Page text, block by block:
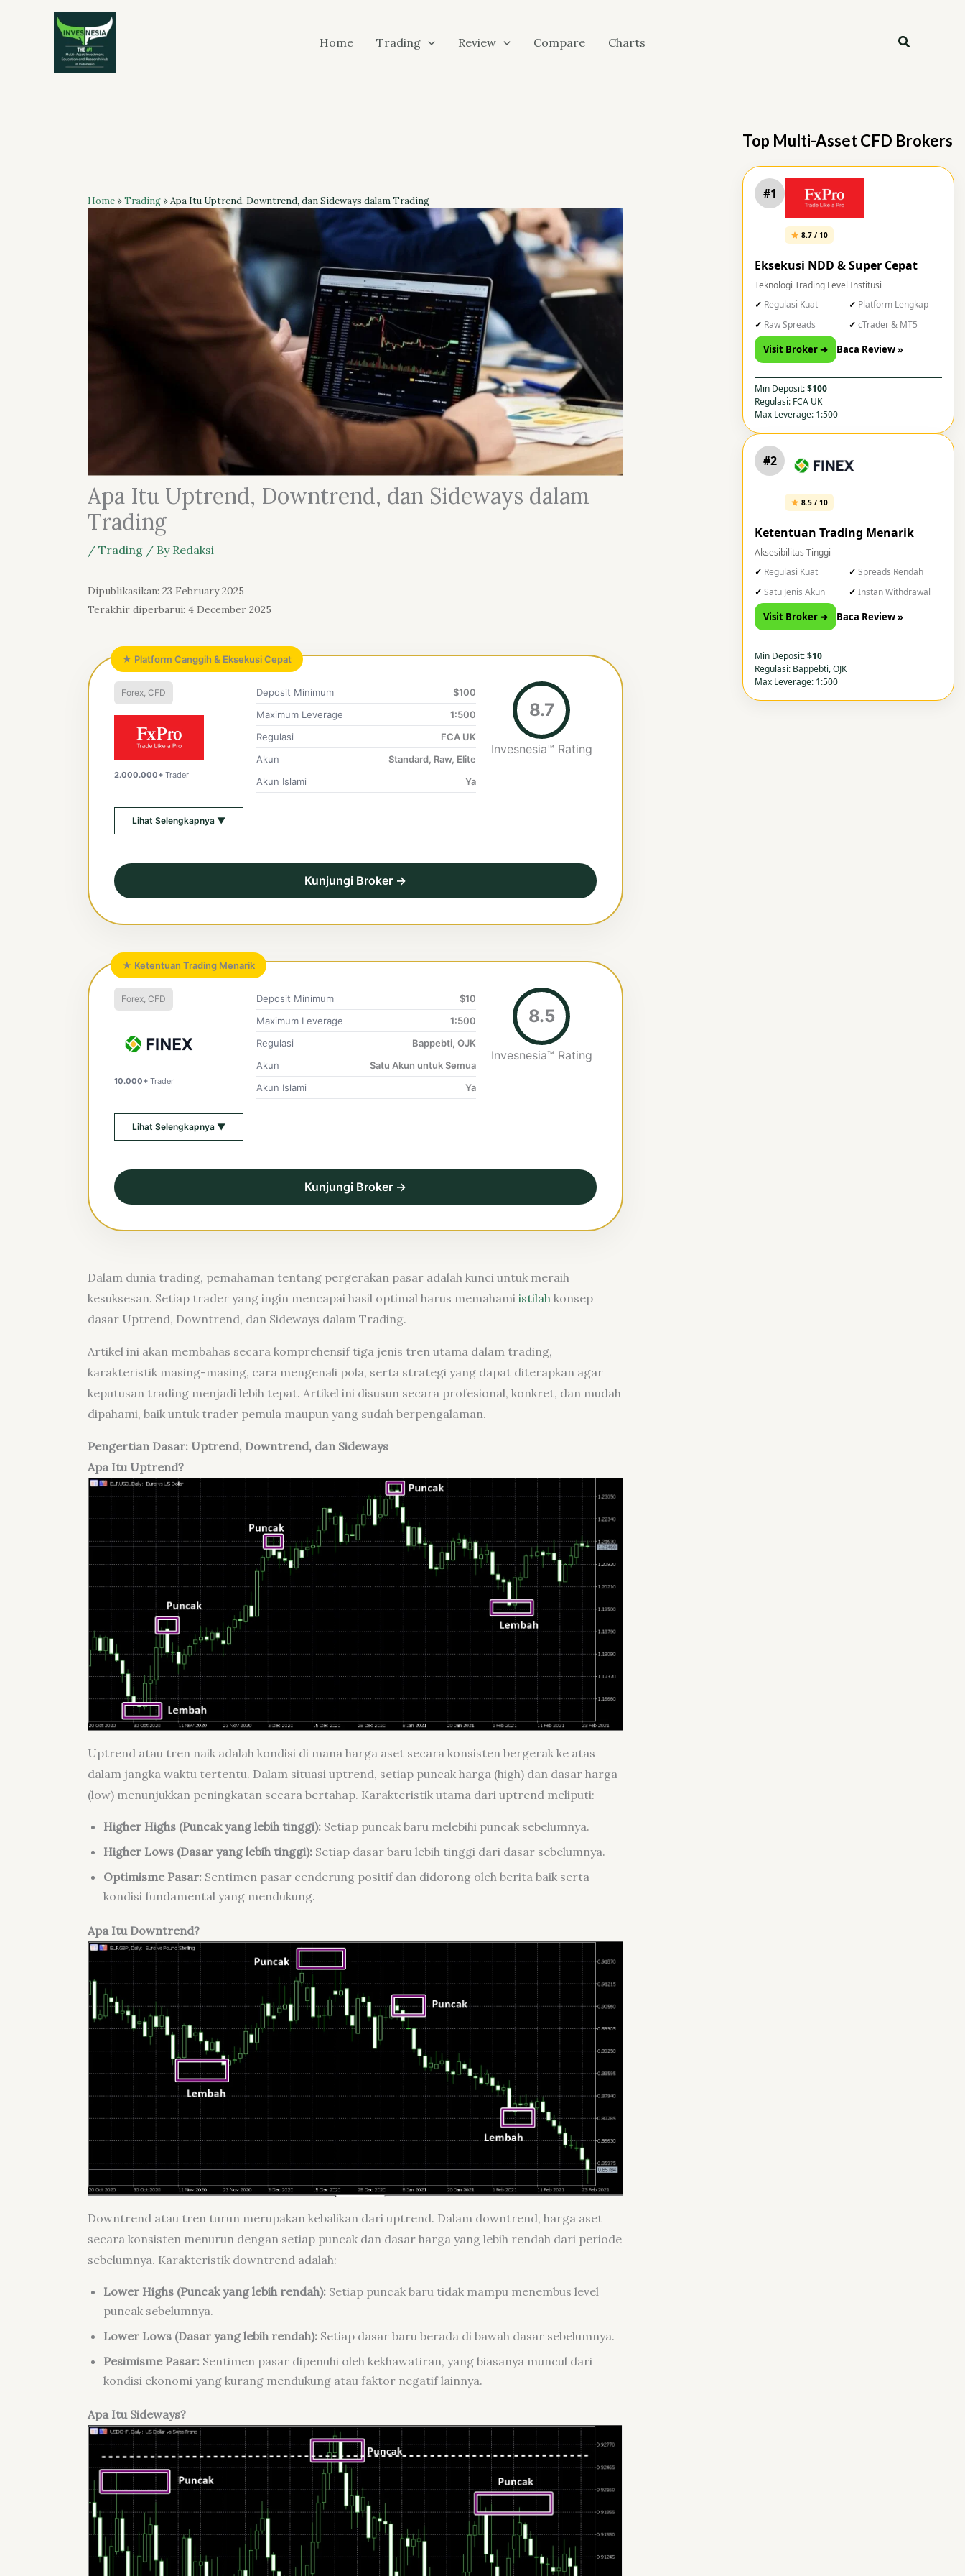
Home Trading Review Compare Charts Search
Home»Trading»Apa Itu Uptrend, Downtrend, dan Sideways dalam Trading
Apa Itu Uptrend, Downtrend, dan Sideways dalam
Trading
/ Trading/ By Redaksi
Dipublikasikan: 23 February 2025
Terakhir diperbarui: 4 December 2025
★ Platform Canggih & Eksekusi Cepat
Forex, CFD
2.000.000+Trader
Deposit Minimum
$100
Maximum Leverage
1:500
Regulasi
FCA UK
Akun
Standard, Raw, Elite
Akun Islami
Ya
8.7
Invesnesia™ Rating
Lihat Selengkapnya ▼
Kunjungi Broker →
★ Ketentuan Trading Menarik
Forex, CFD
10.000+Trader
Deposit Minimum
$10
Maximum Leverage
1:500
Regulasi
Bappebti, OJK
Akun
Satu Akun untuk Semua
Akun Islami
Ya
8.5
Invesnesia™ Rating
Lihat Selengkapnya ▼
Kunjungi Broker →
Dalam dunia trading, pemahaman tentang pergerakan pasar adalah kunci untuk meraih
kesuksesan. Setiap trader yang ingin mencapai hasil optimal harus memahami istilahkonsep
dasar Uptrend, Downtrend, dan Sideways dalam Trading.
Artikel ini akan membahas secara komprehensif tiga jenis tren utama dalam trading,
karakteristik masing-masing, cara mengenali pola, serta strategi yang dapat diterapkan agar
keputusan trading menjadi lebih tepat. Artikel ini disusun secara profesional, konkret, dan mudah
dipahami, baik untuk trader pemula maupun yang sudah berpengalaman.
Pengertian Dasar: Uptrend, Downtrend, dan Sideways
Apa Itu Uptrend?
Uptrend atau tren naik adalah kondisi di mana harga aset secara konsisten bergerak ke atas
dalam jangka waktu tertentu. Dalam situasi uptrend, setiap puncak harga (high) dan dasar harga
(low) menunjukkan peningkatan secara bertahap. Karakteristik utama dari uptrend meliputi:
Higher Highs (Puncak yang lebih tinggi):Setiap puncak baru melebihi puncak sebelumnya.
Higher Lows (Dasar yang lebih tinggi):Setiap dasar baru lebih tinggi dari dasar sebelumnya.
Optimisme Pasar:Sentimen pasar cenderung positif dan didorong oleh berita baik serta
kondisi fundamental yang mendukung.
Apa Itu Downtrend?
Downtrend atau tren turun merupakan kebalikan dari uptrend. Dalam downtrend, harga aset
secara konsisten menurun dengan setiap puncak dan dasar harga yang lebih rendah dari periode
sebelumnya. Karakteristik downtrend adalah:
Lower Highs (Puncak yang lebih rendah):Setiap puncak baru tidak mampu menembus level
puncak sebelumnya.
Lower Lows (Dasar yang lebih rendah):Setiap dasar baru berada di bawah dasar sebelumnya.
Pesimisme Pasar:Sentimen pasar dipenuhi oleh kekhawatiran, yang biasanya muncul dari
kondisi ekonomi yang kurang mendukung atau faktor negatif lainnya.
Apa Itu Sideways?
Top Multi-Asset CFD Brokers
#1
8.7 / 10
Eksekusi NDD & Super Cepat
Teknologi Trading Level Institusi
Regulasi Kuat
Platform Lengkap
Raw Spreads
cTrader & MT5
Visit Broker ➜ Baca Review »
Min Deposit:$100
Regulasi: FCA UK
Max Leverage: 1:500
#2
8.5 / 10
Ketentuan Trading Menarik
Aksesibilitas Tinggi
Regulasi Kuat
Spreads Rendah
Satu Jenis Akun
Instan Withdrawal
Visit Broker ➜ Baca Review »
Min Deposit:$10
Regulasi: Bappebti, OJK
Max Leverage: 1:500